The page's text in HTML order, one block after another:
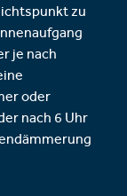
zu
je nach
oder
nach 6 Uhr